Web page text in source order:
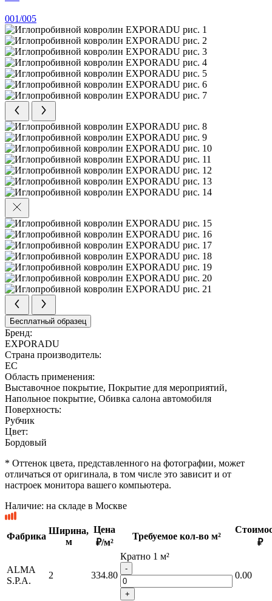
001/005
Бесплатный образец
Бренд:
EXPORADU
Страна производитель:
ЕС
Область применения:
Выставочное покрытие, Покрытие для мероприятий,
Напольное покрытие, Обивка салона автомобиля
Поверхность:
Рубчик
Цвет:
Бордовый
* Оттенок цвета, представленного на фотографии, может
отличаться от оригинала, в том числе это зависит и от
настроек монитора вашего компьютера.
Наличие: на складе в Москве
Фабрика
Ширина,
м
Цена
₽/м²
Требуемое кол-во м²
₽
ALMA
S.P.A.
2 334.80
Кратно 1 м²
-
+
0.00